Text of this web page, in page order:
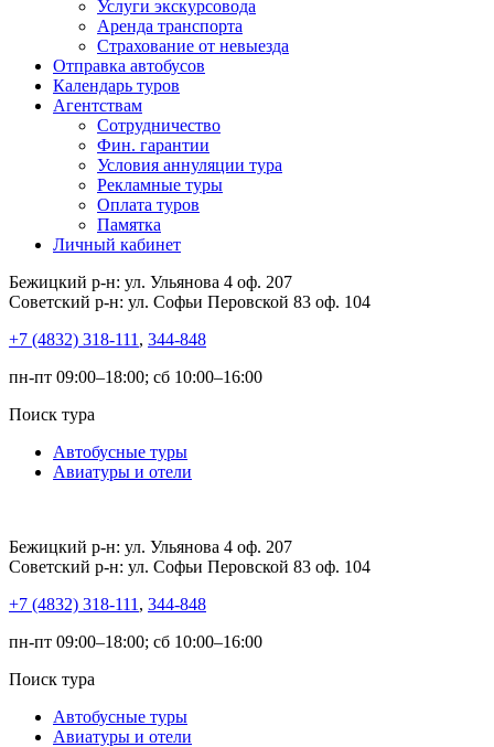
Услуги экскурсовода
Аренда транспорта
Страхование от невыезда
Отправка автобусов
Календарь туров
Агентствам
Сотрудничество
Фин. гарантии
Условия аннуляции тура
Рекламные туры
Оплата туров
Памятка
Личный кабинет
Бежицкий р-н: ул. Ульянова 4 оф. 207
Советский р-н: ул. Софьи Перовской 83 оф. 104
+7 (4832) 318-111 , 344-848
пн-пт 09:00–18:00; сб 10:00–16:00
Поиск тура
Автобусные туры
Авиатуры и отели
Бежицкий р-н: ул. Ульянова 4 оф. 207
Советский р-н: ул. Софьи Перовской 83 оф. 104
+7 (4832) 318-111 , 344-848
пн-пт 09:00–18:00; сб 10:00–16:00
Поиск тура
Автобусные туры
Авиатуры и отели